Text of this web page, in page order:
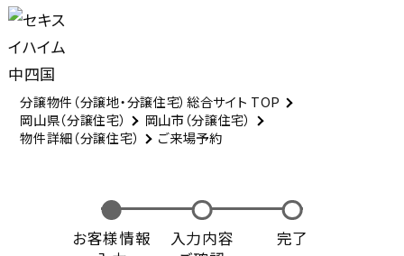
分譲物件（分譲地・分譲住宅）総合サイト TOP
岡山県（分譲住宅）
岡山市（分譲住宅）
物件詳細（分譲住宅）
ご来場予約
お客様情報
入力内容
完了